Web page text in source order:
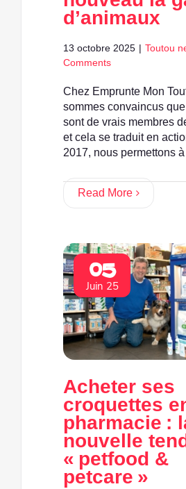
d’animaux
13 octobre 2025 | Toutou
Comments
Chez Emprunte Mon
sommes convaincus
sont de vrais membres
et cela se traduit en
2017, nous permettons à
Read More
05
Juin 25
Acheter ses
croquettes
pharmacie :
nouvelle
« petfood &
petcare »